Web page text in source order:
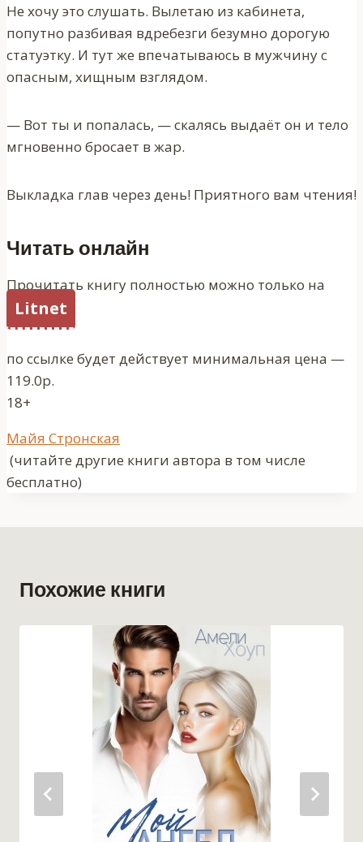
Не хочу это слушать. Вылетаю из кабинета,
попутно разбивая вдребезги безумно дорогую
статуэтку. И тут же впечатываюсь в мужчину с
опасным, хищным взглядом.
— Вот ты и попалась, — скалясь выдаёт он и тело
мгновенно бросает в жар.
Выкладка глав через день! Приятного вам чтения!
Читать онлайн
Прочитать книгу полностью можно только на
Litnet
по ссылке будет действует минимальная цена —
119.0р.
18+
Метки
записи:
Майя Стронская
(читайте другие книги автора в том числе
бесплатно)
Похожие книги